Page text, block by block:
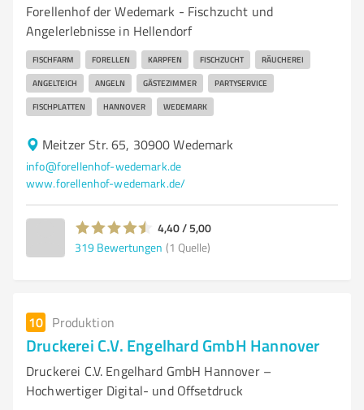
Forellenhof der Wedemark - Fischzucht und
Angelerlebnisse in Hellendorf
FISCHFARM FORELLEN KARPFEN FISCHZUCHT RÄUCHEREI
ANGELTEICH ANGELN GÄSTEZIMMER PARTYSERVICE
FISCHPLATTEN HANNOVER WEDEMARK
Meitzer Str. 65, 30900 Wedemark
info@forellenhof-wedemark.de
www.forellenhof-wedemark.de/
4,40 / 5,00
319 Bewertungen (1 Quelle)
10 Produktion
Druckerei C.V. Engelhard GmbH Hannover
Druckerei C.V. Engelhard GmbH Hannover –
Hochwertiger Digital- und Offsetdruck